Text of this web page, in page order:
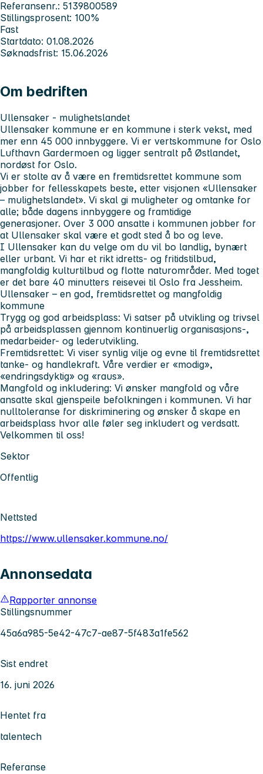
Referansenr.: 5139800589
Stillingsprosent: 100%
Fast
Startdato: 01.08.2026
Søknadsfrist: 15.06.2026
Om bedriften
Ullensaker - mulighetslandet
Ullensaker kommune er en kommune i sterk vekst, med
mer enn 45 000 innbyggere. Vi er vertskommune for Oslo
Lufthavn Gardermoen og ligger sentralt på Østlandet,
nordøst for Oslo.
Vi er stolte av å være en fremtidsrettet kommune som
jobber for fellesskapets beste, etter visjonen «Ullensaker
– mulighetslandet». Vi skal gi muligheter og omtanke for
alle; både dagens innbyggere og framtidige
generasjoner. Over 3 000 ansatte i kommunen jobber for
at Ullensaker skal være et godt sted å bo og leve.
I Ullensaker kan du velge om du vil bo landlig, bynært
eller urbant. Vi har et rikt idretts- og fritidstilbud,
mangfoldig kulturtilbud og flotte naturområder. Med toget
er det bare 40 minutters reisevei til Oslo fra Jessheim.
Ullensaker – en god, fremtidsrettet og mangfoldig
kommune
Trygg og god arbeidsplass: Vi satser på utvikling og trivsel
på arbeidsplassen gjennom kontinuerlig organisasjons-,
medarbeider- og lederutvikling.
Fremtidsrettet: Vi viser synlig vilje og evne til fremtidsrettet
tanke- og handlekraft. Våre verdier er «modig»,
«endringsdyktig» og «raus».
Mangfold og inkludering: Vi ønsker mangfold og våre
ansatte skal gjenspeile befolkningen i kommunen. Vi har
nulltoleranse for diskriminering og ønsker å skape en
arbeidsplass hvor alle føler seg inkludert og verdsatt.
Velkommen til oss!
Sektor
Offentlig
Nettsted
https://www.ullensaker.kommune.no/
Annonsedata
Rapporter annonse
Stillingsnummer
45a6a985-5e42-47c7-ae87-5f483a1fe562
Sist endret
16. juni 2026
Hentet fra
talentech
Referanse